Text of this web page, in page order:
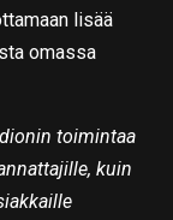
lisää
omassa
toimintaa
kuin